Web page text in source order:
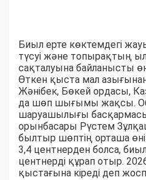
Биыл ерте көктемдегі
түсуі және топырақтың
сақталуына байланысты
Өткен қыста мал
Жәнібек, Бөкей ордасы,
да шөп шығымы жақсы.
шаруашылығы
орынбасары Рүстем
былтыр шөптің орташа
3,4 центнерден болса,
центнерді құрап отыр.
қыстағына кіреді деп